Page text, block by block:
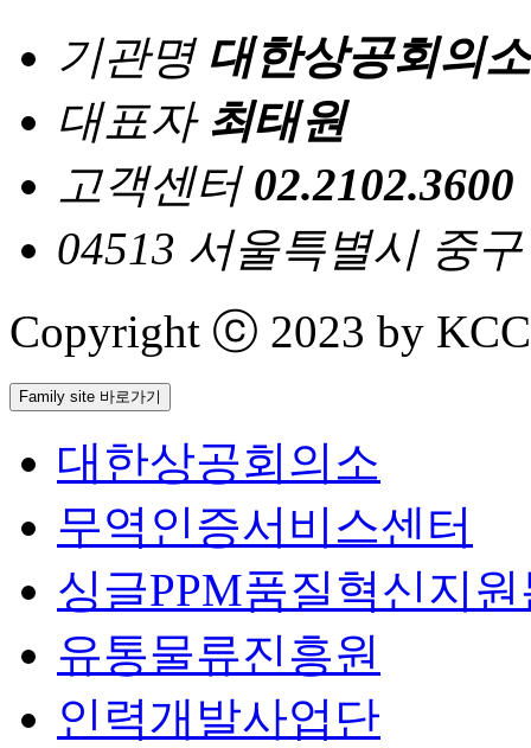
기관명 대한상공회의소
대표자 최태원
고객센터 02.2102.3600
04513 서울특별시 중
Copyright ⓒ 2023 by
Family site 바로가기
대한상공회의소
무역인증서비스센터
싱글PPM품질혁신지
유통물류진흥원
인력개발사업단